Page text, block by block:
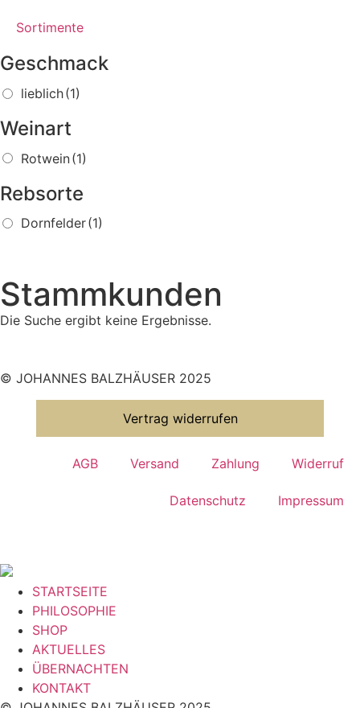
Sortimente
Geschmack
lieblich(1)
Weinart
Rotwein(1)
Rebsorte
Dornfelder(1)
Stammkunden
Die Suche ergibt keine Ergebnisse.
© JOHANNES BALZHÄUSER 2025
Vertrag widerrufen
AGB Versand Zahlung Widerruf
Datenschutz Impressum
STARTSEITE
PHILOSOPHIE
SHOP
AKTUELLES
ÜBERNACHTEN
KONTAKT